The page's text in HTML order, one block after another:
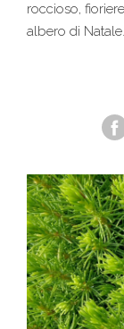
roccioso,
albero di